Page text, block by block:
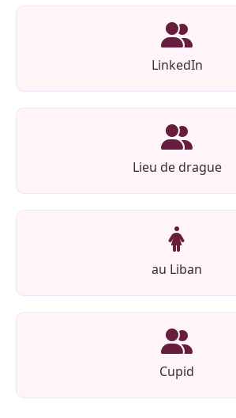
LinkedIn
Lieu de drague
au Liban
Cupid